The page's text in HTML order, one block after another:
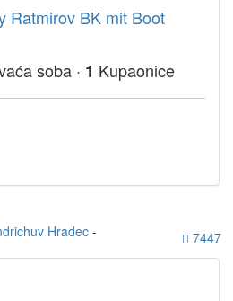
Ratmirov BK mit Boot
soba · 1 Kupaonice
Hradec-
7447